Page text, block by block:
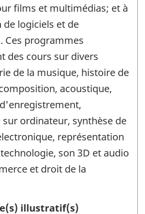
films et multimédias; et à
logiciels et de
Ces programmes
des cours sur divers
de la musique, histoire de
acoustique,
ordinateur, synthèse de
représentation
son 3D et audio
et droit de la
illustratif(s)